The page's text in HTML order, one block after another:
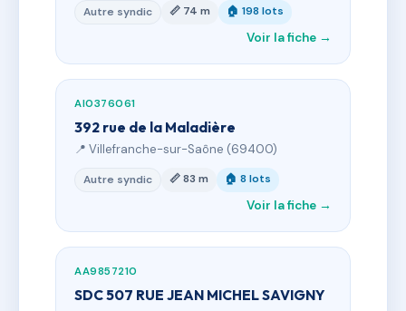
Autre syndic 📏 74 m 🏠 198 lots
Voir la fiche →
AI0376061
392 rue de la Maladière
📍 Villefranche-sur-Saône (69400)
Autre syndic 📏 83 m 🏠 8 lots
Voir la fiche →
AA9857210
SDC 507 RUE JEAN MICHEL SAVIGNY